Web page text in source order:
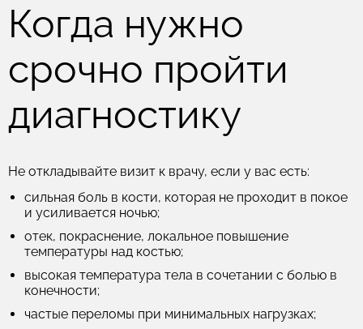
Когда нужно
срочно пройти
диагностику
Не откладывайте визит к врачу, если у вас есть:
сильная боль в кости, которая не проходит в покое
и усиливается ночью;
отек, покраснение, локальное повышение
температуры над костью;
высокая температура тела в сочетании с болью в
конечности;
частые переломы при минимальных нагрузках;